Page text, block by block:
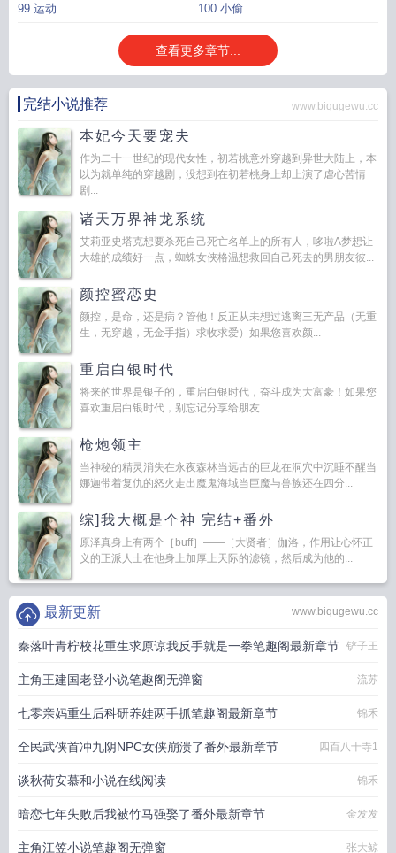
99 运动 100 小偷
查看更多章节...
完结小说推荐 www.biqugewu.cc
本妃今天要宠夫
作为二十一世纪的现代女性，初若桃意外穿越到异世大陆上，本
以为就单纯的穿越剧，没想到在初若桃身上却上演了虐心苦情
剧...
诸天万界神龙系统
艾莉亚史塔克想要杀死自己死亡名单上的所有人，哆啦A梦想让
大雄的成绩好一点，蜘蛛女侠格温想救回自己死去的男朋友彼...
颜控蜜恋史
颜控，是命，还是病？管他！反正从未想过逃离三无产品（无重
生，无穿越，无金手指）求收求爱）如果您喜欢颜...
重启白银时代
将来的世界是银子的，重启白银时代，奋斗成为大富豪！如果您
喜欢重启白银时代，别忘记分享给朋友...
枪炮领主
当神秘的精灵消失在永夜森林当远古的巨龙在洞穴中沉睡不醒当
娜迦带着复仇的怒火走出魔鬼海域当巨魔与兽族还在四分...
综]我大概是个神 完结+番外
原泽真身上有两个［buff］――［大贤者］伽洛，作用让心怀正
义的正派人士在他身上加厚上天际的滤镜，然后成为他的...
www.biqugewu.cc
最新更新
秦落叶青柠校花重生求原谅我反手就是一拳笔趣阁最新章节 铲子王
主角王建国老登小说笔趣阁无弹窗 流苏
七零亲妈重生后科研养娃两手抓笔趣阁最新章节 锦禾
全民武侠首冲九阴NPC女侠崩溃了番外最新章节 四百八十寺1
谈秋荷安慕和小说在线阅读 锦禾
暗恋七年失败后我被竹马强娶了番外最新章节 金发发
主角江笠小说笔趣阁无弹窗 张大鲸